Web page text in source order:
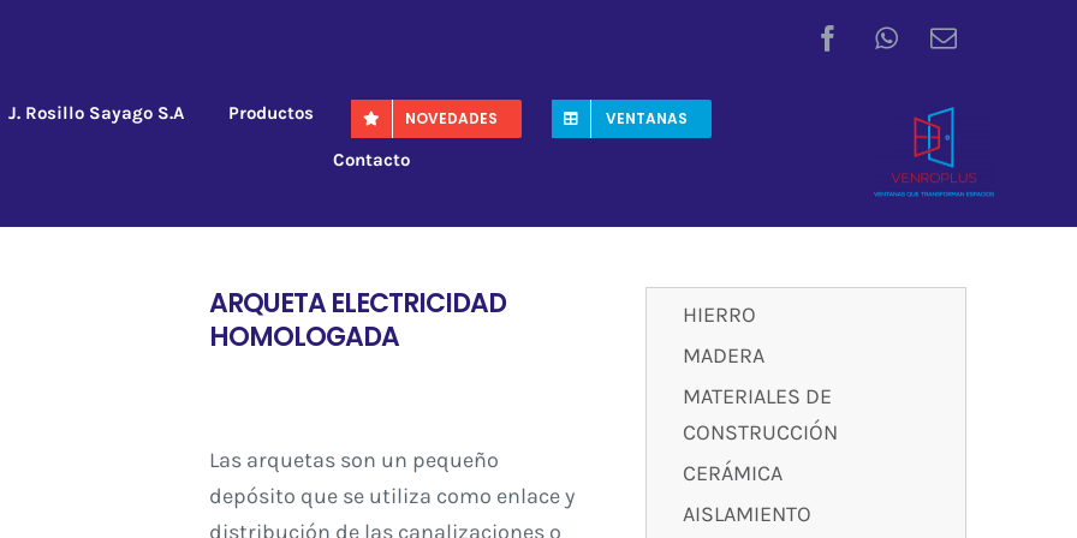
J. Rosillo Sayago S.A Productos NOVEDADES VENTANAS
Contacto
ARQUETA ELECTRICIDAD
HOMOLOGADA
Las arquetas son un pequeño
depósito que se utiliza como enlace y
distribución de las canalizaciones o
HIERRO
MADERA
MATERIALES DE
CONSTRUCCIÓN
CERÁMICA
AISLAMIENTO